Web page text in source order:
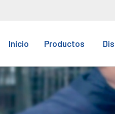
Inicio Productos